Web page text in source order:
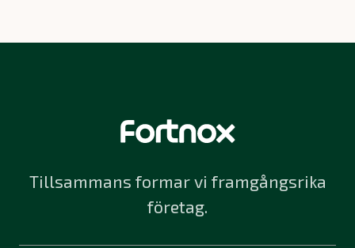
Tillsammans formar vi framgångsrika
företag.